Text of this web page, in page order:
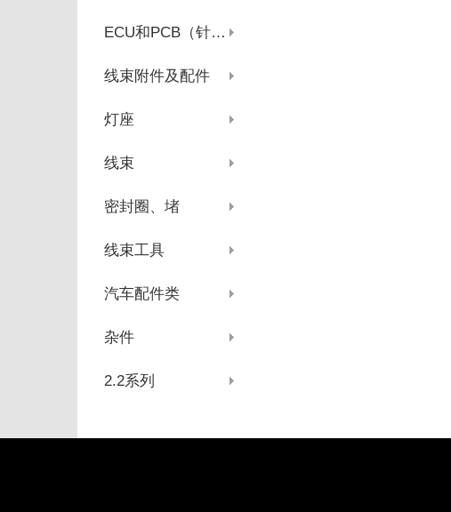
ECU和PCB（针座系列）
线束附件及配件
灯座
线束
密封圈、堵
线束工具
汽车配件类
杂件
2.2系列